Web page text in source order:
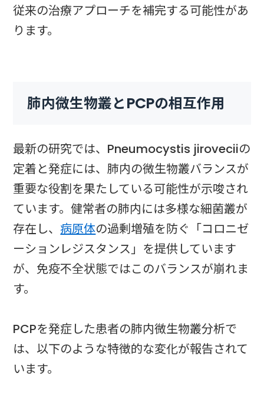
従来の治療アプローチを補完する可能性があ
ります。
肺内微生物叢とPCPの相互作用
最新の研究では、Pneumocystis jiroveciiの
定着と発症には、肺内の微生物叢バランスが
重要な役割を果たしている可能性が示唆され
ています。健常者の肺内には多様な細菌叢が
存在し、 病原体の過剰増殖を防ぐ「コロニゼ
ーションレジスタンス」を提供しています
が、免疫不全状態ではこのバランスが崩れま
す。
PCPを発症した患者の肺内微生物叢分析で
は、以下のような特徴的な変化が報告されて
います。